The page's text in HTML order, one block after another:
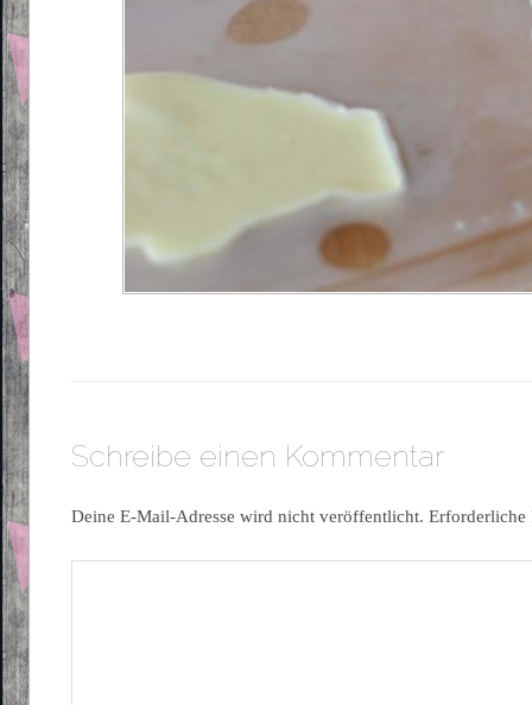
Schreibe einen Kommentar
Deine E-Mail-Adresse wird nicht veröffentlicht.